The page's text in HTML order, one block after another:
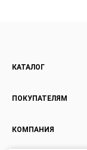
КАТАЛОГ
Розы
Экзотика
Невестам
ПОКУПАТЕЛЯМ
Условия
КОМПАНИЯ